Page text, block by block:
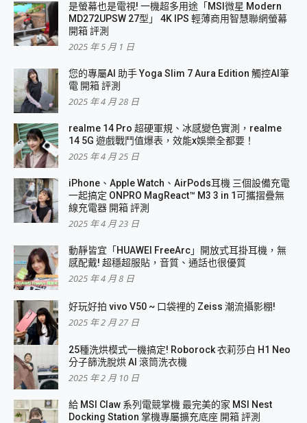
是螢幕也是電視! 一機超多用途「MSI微星 Modern
MD272UPSW 27型」 4K IPS 輕薄商用智慧聯網螢幕
開箱 評測
2025 年 5 月 1 日
您的專屬AI 助手 Yoga Slim 7 Aura Edition 觸控AI筆
電 開箱 評測
2025 年 4 月 28 日
realme 14 Pro 超硬軍規、冰感變色實測，realme
14 5G 遊戲戰鬥值爆表，效能x娛樂全都要！
2025 年 4 月 25 日
iPhone、Apple Watch、AirPods耳機 三個設備充電
一起搞定 ONPRO MagReact™ M3 3 in 1可攜摺疊無
線充電器 開箱 評測
2025 年 4 月 23 日
動靜皆宜「HUAWEI FreeArc」開放式耳掛耳機，無
感配戴! 超穩超服貼，音質、通話也很優質
2025 年 4 月 8 日
好玩好拍 vivo V50 ~ 口袋裡的 Zeiss 潮流攝影棚!
2025 年 2 月 27 日
25種洗烘模式一機搞定! Roborock 衣莉莎白 H1 Neo
分子篩洗脫烘 AI 滾筒洗衣機
2025 年 2 月 10 日
給 MSI Claw 系列電競掌機 最完美的家 MSI Nest
Docking Station 掌機專屬擴充底座 開箱 評測